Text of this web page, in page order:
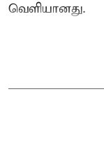
வெளியானது.